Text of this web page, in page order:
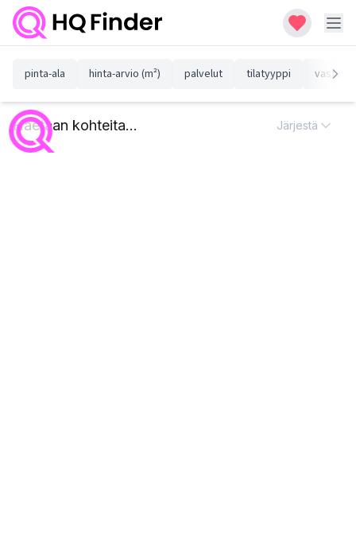
pinta-ala hinta-arvio (m²) palvelut tilatyyppi
Haetaan kohteita... Järjestä